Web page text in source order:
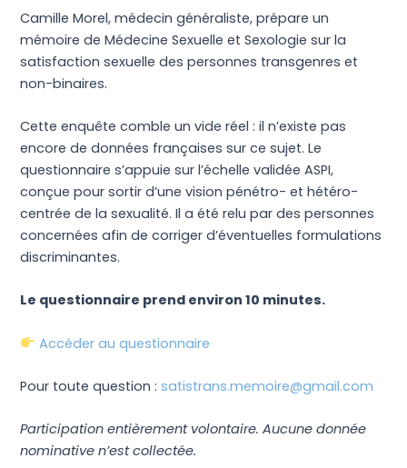
Camille Morel, médecin généraliste, prépare un
mémoire de Médecine Sexuelle et Sexologie sur la
satisfaction sexuelle des personnes transgenres et
non-binaires.
Cette enquête comble un vide réel : il n’existe pas
encore de données françaises sur ce sujet. Le
questionnaire s’appuie sur l’échelle validée ASPI,
conçue pour sortir d’une vision pénétro- et hétéro-
centrée de la sexualité. Il a été relu par des personnes
concernées afin de corriger d’éventuelles formulations
discriminantes.
Le questionnaire prend environ 10 minutes.
Accéder au questionnaire
Pour toute question :satistrans.memoire@gmail.com
Participation entièrement volontaire. Aucune donnée
nominative n’est collectée.